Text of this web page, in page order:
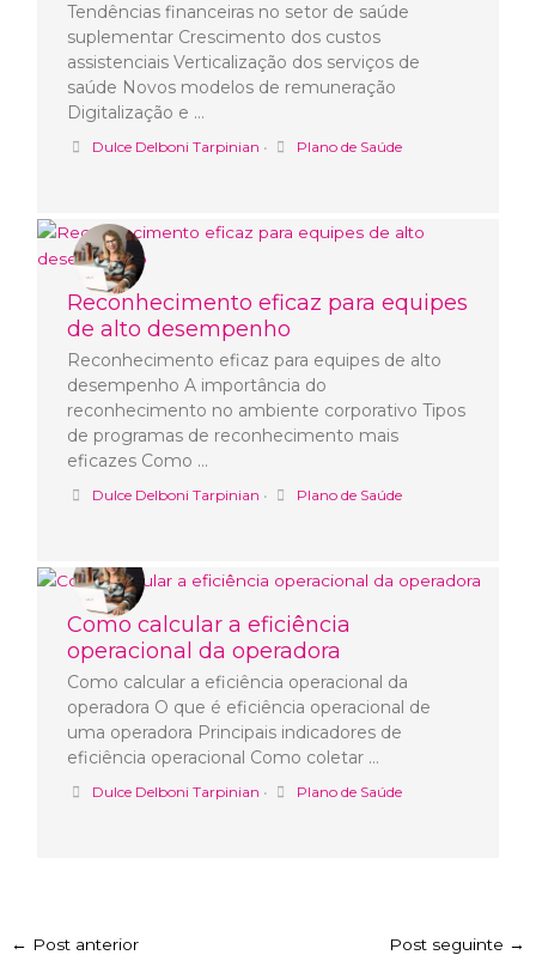
Tendências financeiras no setor de saúde
suplementar Crescimento dos custos
assistenciais Verticalização dos serviços de
saúde Novos modelos de remuneração
Digitalização e …
Dulce Delboni Tarpinian • Plano de Saúde
Reconhecimento eficaz para equipes
de alto desempenho
Reconhecimento eficaz para equipes de alto
desempenho A importância do
reconhecimento no ambiente corporativo Tipos
de programas de reconhecimento mais
eficazes Como …
Dulce Delboni Tarpinian • Plano de Saúde
Como calcular a eficiência
operacional da operadora
Como calcular a eficiência operacional da
operadora O que é eficiência operacional de
uma operadora Principais indicadores de
eficiência operacional Como coletar …
Dulce Delboni Tarpinian • Plano de Saúde
← Post anterior Post seguinte →